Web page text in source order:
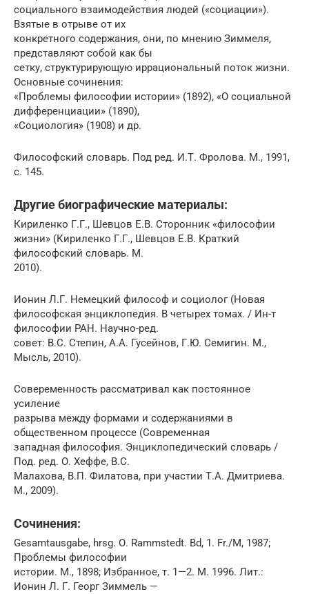
социального взаимодействия людей («социации»).
Взятые в отрыве от их
конкретного содержания, они, по мнению Зиммеля,
представляют собой как бы
сетку, структурирующую иррациональный поток жизни.
Основные сочинения:
«Проблемы философии истории» (1892), «О социальной
дифференциации» (1890),
«Социология» (1908) и др.
Философский словарь. Под ред. И.Т. Фролова. М., 1991,
с. 145.
Другие биографические материалы:
Кириленко Г.Г., Шевцов Е.В. Сторонник «философии
жизни» (Кириленко Г.Г., Шевцов Е.В. Краткий
философский словарь. М.
2010).
Ионин Л.Г. Немецкий философ и социолог (Новая
философская энциклопедия. В четырех томах. / Ин-т
философии РАН. Научно-ред.
совет: В.С. Степин, А.А. Гусейнов, Г.Ю. Семигин. М.,
Мысль, 2010).
Совеременность рассматривал как постоянное
усиление
разрыва между формами и содержаниями в
общественном процессе (Современная
западная философия. Энциклопедический словарь /
Под. ред. О. Хеффе, В.С.
Малахова, В.П. Филатова, при участии Т.А. Дмитриева.
М., 2009).
Сочинения:
Gesamtausgabe, hrsg. О. Rammstedt. Bd, 1. Fr./M, 1987;
Проблемы философии
истории. М., 1898; Избранное, т. 1—2. М. 1996. Лит.:
Ионин Л. Г. Георг Зиммель —